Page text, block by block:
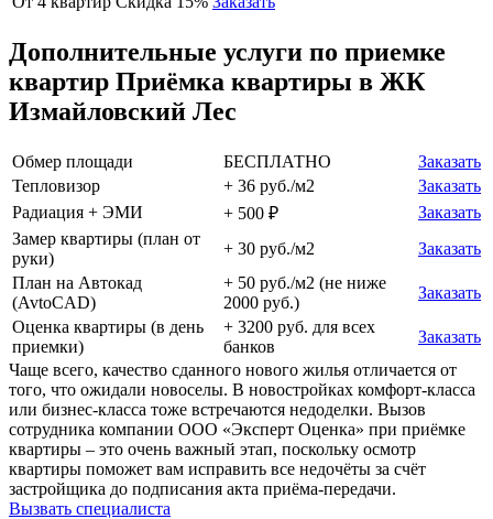
Дополнительные услуги по приемке
квартир Приёмка квартиры в ЖК
Измайловский Лес
Обмер площади БЕСПЛАТНО
Заказать
Тепловизор
+ 36 руб./м2
Заказать
Радиация + ЭМИ
+ 500 ₽
Заказать
Замер квартиры (план от
руки)
+ 30 руб./м2
Заказать
План на Автокад
(AvtoCAD)
+ 50 руб./м2 (не ниже
2000 руб.)
Заказать
Оценка квартиры (в день
приемки)
+ 3200 руб. для всех
банков
Заказать
Чаще всего, качество сданного нового жилья отличается от
того, что ожидали новоселы. В новостройках комфорт-класса
или бизнес-класса тоже встречаются недоделки. Вызов
сотрудника компании ООО «Эксперт Оценка» при приёмке
квартиры – это очень важный этап, поскольку осмотр
квартиры поможет вам исправить все недочёты за счёт
застройщика до подписания акта приёма-передачи.
Вызвать специалиста